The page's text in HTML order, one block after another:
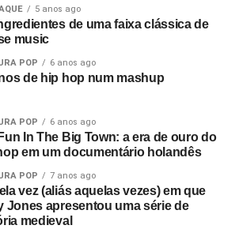
5 anos ago
de uma faixa clássica de
music
POP 6 anos ago
de hip hop num mashup
POP 6 anos ago
In The Big Town: a era de ouro do
em um documentário holandês
POP 7 anos ago
vez (aliás aquelas vezes) em que
Jones apresentou uma série de
medieval